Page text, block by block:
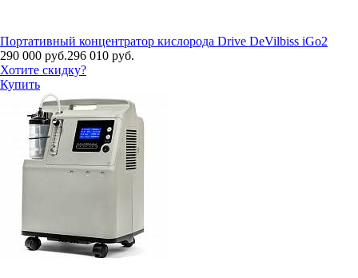
Портативный концентратор кислорода Drive DeVilbiss iGo2
290 000 руб.296 010 руб.
Хотите скидку?
Купить